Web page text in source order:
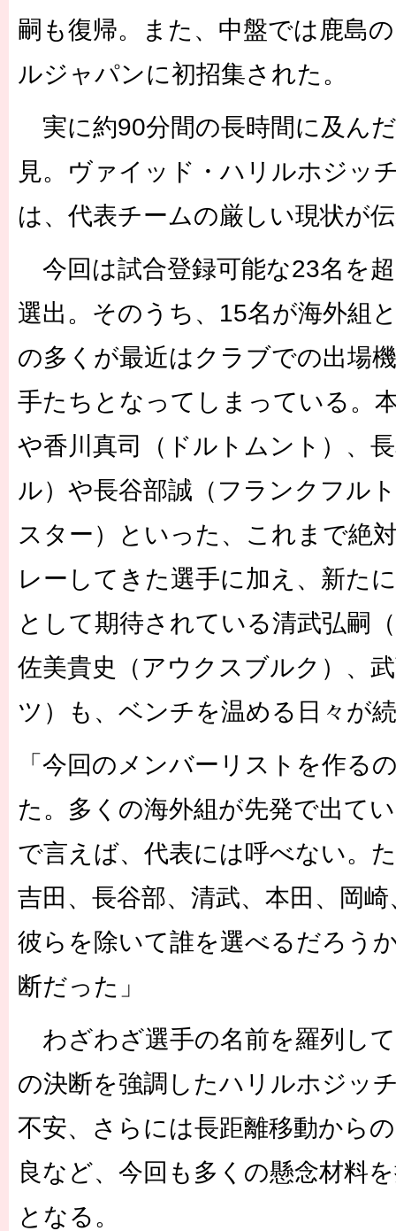
嗣も復帰。また、中盤では鹿島
ルジャパンに初招集された。
実に約90分間の長時間に及ん
見。ヴァイッド・ハリルホジッ
は、代表チームの厳しい現状が
今回は試合登録可能な23名を
選出。そのうち、15名が海外組
の多くが最近はクラブでの出場
手たちとなってしまっている。
や香川真司（ドルトムント）、
ル）や長谷部誠（フランクフル
スター）といった、これまで絶
レーしてきた選手に加え、新た
として期待されている清武弘嗣
佐美貴史（アウクスブルク）、
ツ）も、ベンチを温める日々が
「今回のメンバーリストを作る
た。多くの海外組が先発で出て
で言えば、代表には呼べない。
吉田、長谷部、清武、本田、岡
彼らを除いて誰を選べるだろう
断だった」
わざわざ選手の名前を羅列し
の決断を強調したハリルホジッ
不安、さらには長距離移動から
良など、今回も多くの懸念材料
となる。